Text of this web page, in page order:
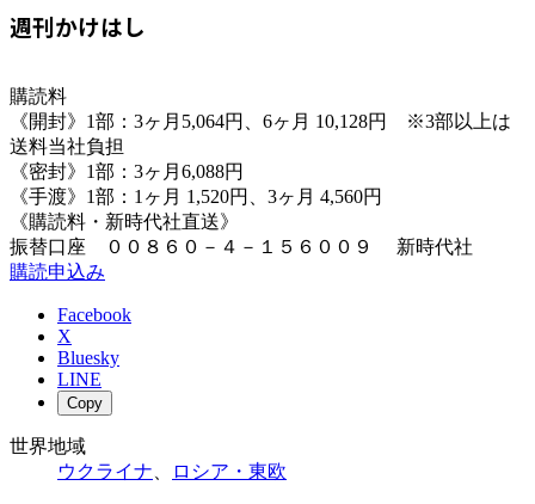
週刊かけはし
購読料
《開封》1部：3ヶ月5,064円、6ヶ月 10,128円 ※3部以上は
送料当社負担
《密封》1部：3ヶ月6,088円
《手渡》1部：1ヶ月 1,520円、3ヶ月 4,560円
《購読料・新時代社直送》
振替口座 ００８６０－４－１５６００９ 新時代社
購読申込み
Facebook
X
Bluesky
LINE
Copy
世界地域
ウクライナ
ロシア・東欧